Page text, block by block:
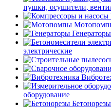
пушки, осушители,
Генераторы
электрические
оборудование
Бетонорезы